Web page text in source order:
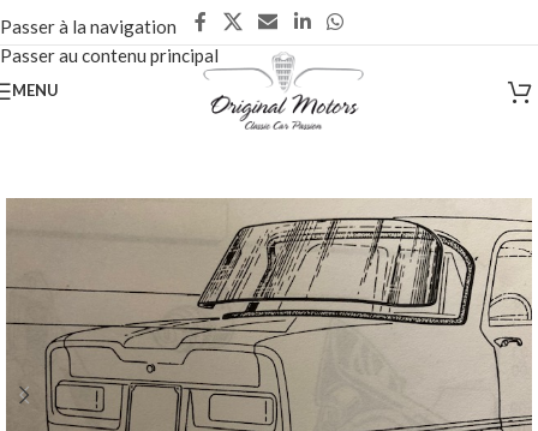
Passer à la navigation
Passer au contenu principal
MENU